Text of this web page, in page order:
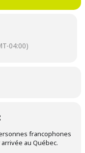
04:00)
francophones
au Québec.